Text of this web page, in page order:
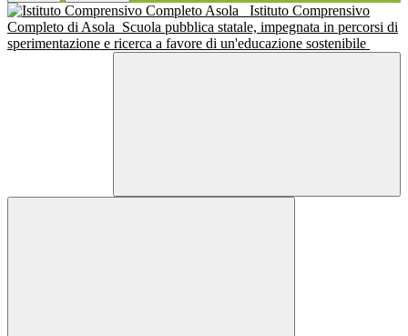
Istituto Comprensivo
Completo di Asola Scuola pubblica statale, impegnata in percorsi di
sperimentazione e ricerca a favore di un'educazione sostenibile